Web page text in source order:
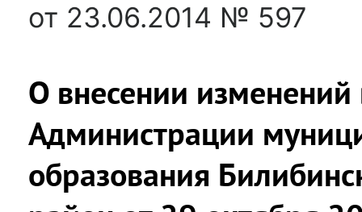
от 23.06.2014 № 597
О внесении изменений
Администрации
образования